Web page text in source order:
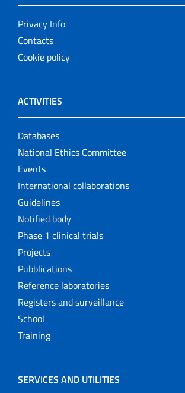
Privacy Info
Contacts
Cookie policy
ACTIVITIES
Databases
National Ethics Committee
Events
International collaborations
Guidelines
Notified body
Phase 1 clinical trials
Projects
Pubblications
Reference laboratories
Registers and surveillance
School
Training
SERVICES AND UTILITIES